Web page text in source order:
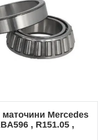
Mercedes
, R151.05 ,